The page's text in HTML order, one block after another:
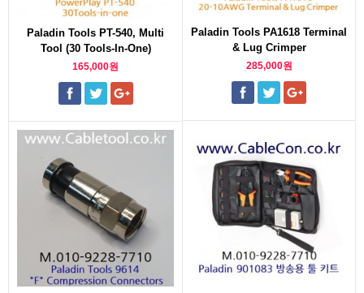
Paladin Tools PT-540, Multi
Tool (30 Tools-In-One)
165,000원
Paladin Tools PA1618 Terminal
& Lug Crimper
285,000원